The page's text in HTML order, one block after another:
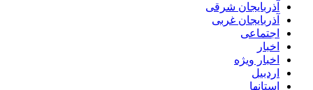
آذربایجان شرقی
آذربایجان غربی
اجتماعی
اخبار
اخبار ویژه
اردبیل
استانها